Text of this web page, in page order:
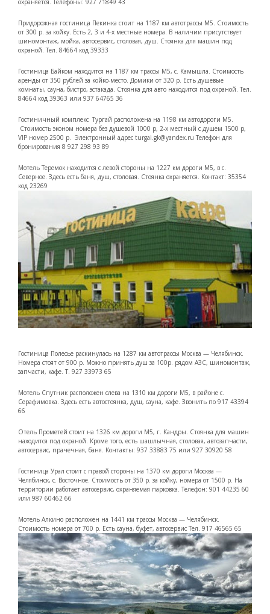
охраняется. Телефоны: 927 71849 43
Придорожная гостиница Пекинка стоит на 1187 км автотрассы М5. Стоимость
от 300 р. за койку. Есть 2, 3 и 4-х местные номера. В наличии присутствует
шиномонтаж, мойка, автосервис, столовая, душ. Стоянка для машин под
охраной. Тел. 84664 код 39333
Гостиница Байком находится на 1187 км трассы М5, с. Камышла. Стоимость
аренды от 350 рублей за койко-место. Домики от 320 р. Есть душевые
комнаты, сауна, бистро, эстакада. Стоянка для авто находится под охраной. Тел.
84664 код 39363 или 937 64765 36
Гостиничный комплекс Тургай расположена на 1198 км автодороги М5.
Стоимость эконом номера без душевой 1000 р, 2-х местный с душем 1500 р,
VIP номер 2500 р. Электронный адрес turgai.gk@yandex.ru Телефон для
бронирования 8 927 298 93 89
Мотель Теремок находится с левой стороны на 1227 км дороги М5, в с.
Северное. Здесь есть баня, душ, столовая. Стоянка охраняется. Контакт: 35354
код 23269
Гостиница Полесье раскинулась на 1287 км автотрассы Москва — Челябинск.
Номера стоят от 900 р. Можно принять душ за 100р. рядом АЗС, шиномонтаж,
запчасти, кафе. Т. 927 33973 65
Мотель Спутник расположен слева на 1310 км дороги М5, в районе с.
Серафимовка. Здесь есть автостоянка, душ, сауна, кафе. Звонить по 917 43394
66
Отель Прометей стоит на 1326 км дороги М5, г. Кандры. Стоянка для машин
находится под охраной. Кроме того, есть шашлычная, столовая, автозапчасти,
автосервис, прачечная, баня. Контакты: 937 33883 75 или 927 30920 58
Гостиница Урал стоит с правой стороны на 1370 км дороги Москва —
Челябинск, с. Восточное. Стоимость от 350 р. за койку, номера от 1500 р. На
территории работает автосервис, охраняемая парковка. Телефон: 901 44235 60
или 987 60462 66
Мотель Алкино расположен на 1441 км трассы Москва — Челябинск.
Стоимость номера от 700 р. Есть сауна, буфет, автосервис Тел. 917 46565 65